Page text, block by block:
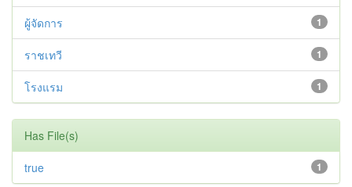
1
ผู้จัดการ
1
ราชเทวี
1
โรงแรม
Has File(s)
1
true